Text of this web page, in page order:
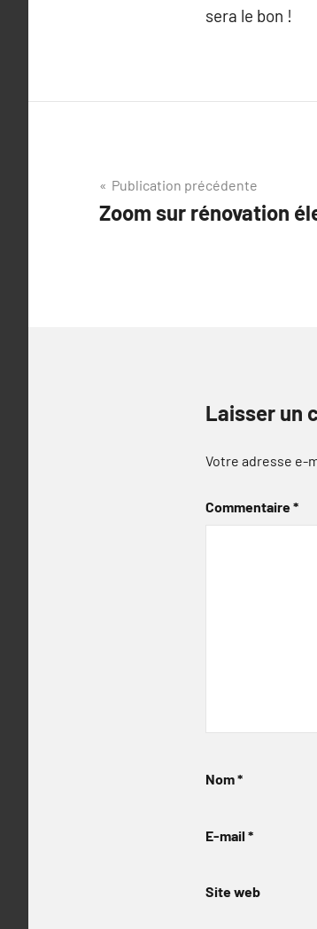
sera le bon !
Navigation
de
Publication précédente
Zoom sur rénovation
Laisser un
Votre adresse e-
Commentaire*
Nom*
E-mail *
Site web